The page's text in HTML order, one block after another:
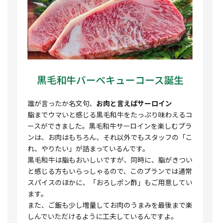
脂までウマいと感じる黒毛和牛をたっぷり味わえるコ
ースができました。黒毛和牛サーロインを楽しむプラ
ンは、お肉はもちろん、それ以外でもスタッフの「こ
れ、やりたい」が詰まっているんです。
黒毛和牛は脂もおいしいですが、同時に、脂がきつい
と感じる方もいらっしゃるので、このプランでは通常
スパイスのほかに、「おろしポン酢」もご用意してい
ます。
また、ご飯も少し増量してお肉のうまみを最後まで楽
しんでいただけるように工夫しているんですよ。
さらに、こちらのプランのデザートは「背徳の極み焼